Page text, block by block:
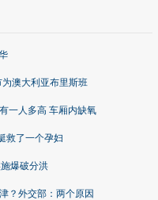
澳大利亚布里斯班
一人多高 车厢内缺氧
救了一个孕妇
爆破分洪
？外交部：两个原因